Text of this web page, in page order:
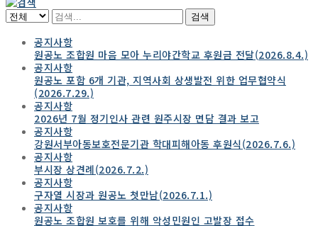
검색
공지사항
원공노 조합원 마음 모아 누리야간학교 후원금 전달(2026.8.4.)
공지사항
원공노 포함 6개 기관, 지역사회 상생발전 위한 업무협약식
(2026.7.29.)
공지사항
2026년 7월 정기인사 관련 원주시장 면담 결과 보고
공지사항
강원서부아동보호전문기관 학대피해아동 후원식(2026.7.6.)
공지사항
부시장 상견례(2026.7.2.)
공지사항
구자열 시장과 원공노 첫만남(2026.7.1.)
공지사항
원공노 조합원 보호를 위해 악성민원인 고발장 접수